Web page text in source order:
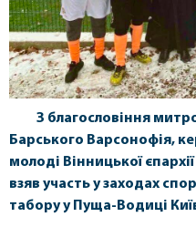
З благословіння
Барського Варсонофія,
молоді Вінницької
взяв участь у заходах
табору у Пуща-Водиці